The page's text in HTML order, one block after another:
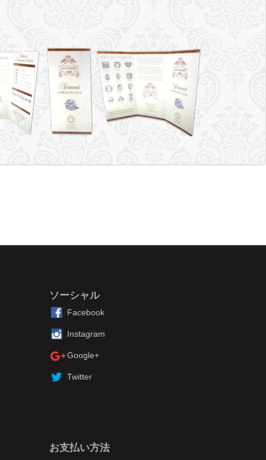
ソーシャル
Facebook
Instagram
Google+
Twitter
お支払い方法